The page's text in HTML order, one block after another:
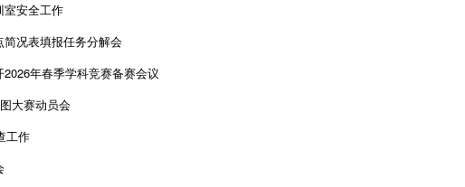
室安全工作
况表填报任务分解会
年春季学科竞赛备赛会议
大赛动员会
工作